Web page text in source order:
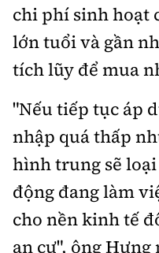
chi phí sinh hoạt
lớn tuổi và gần
tích lũy để mua
"Nếu tiếp tục áp
nhập quá thấp
hình trung sẽ
động đang làm
cho nền kinh tế
an cư", ông